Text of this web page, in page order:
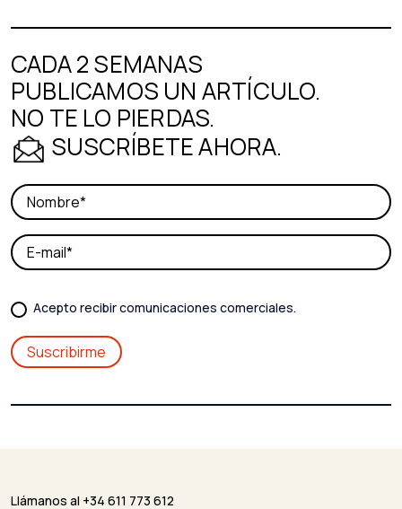
CADA 2 SEMANAS
PUBLICAMOS UN ARTÍCULO.
NO TE LO PIERDAS.
SUSCRÍBETE AHORA.
Acepto recibir comunicaciones comerciales.
Llámanos al +34 611 773 612